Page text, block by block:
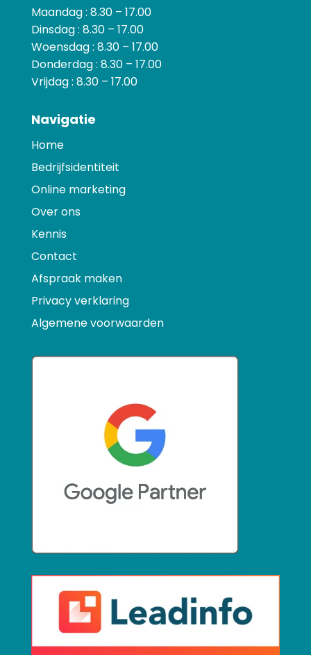
Maandag : 8.30 – 17.00
Dinsdag : 8.30 – 17.00
Woensdag : 8.30 – 17.00
Donderdag : 8.30 – 17.00
Vrijdag : 8.30 – 17.00
Navigatie
Home
Bedrijfsidentiteit
Online marketing
Over ons
Kennis
Contact
Afspraak maken
Privacy verklaring
Algemene voorwaarden